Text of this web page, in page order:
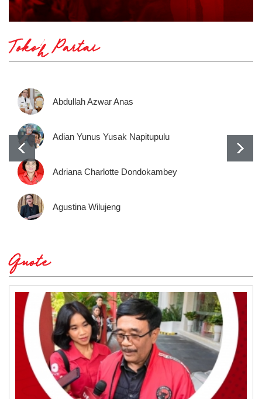
Tokoh Partai
Abdullah Azwar Anas
Adian Yunus Yusak Napitupulu
Adriana Charlotte Dondokambey
Agustina Wilujeng
Quote